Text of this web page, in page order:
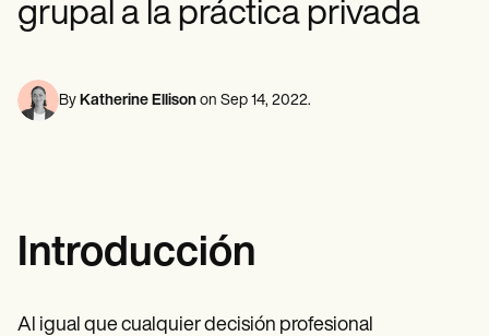
Profesionales de la Salud Mental
Trabajo Social
Psicología
Enfermeras/os
Comparación
Guías de la app
Códigos ICD
Insurance claims
Speech therapists
Life coaches
Massage therapists
grupal a la práctica privada
By Katherine Ellison on Sep 14, 2022.
Introducción
Al igual que cualquier decisión profesional